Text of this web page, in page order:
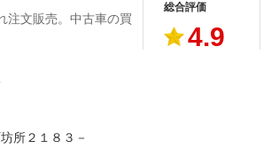
注文販売。中古車の買
所２１８３－
総合評価
4.9